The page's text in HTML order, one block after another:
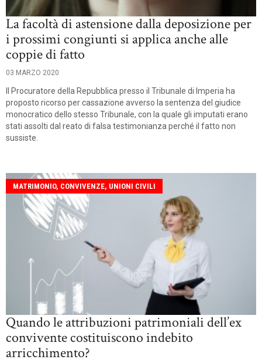
La facoltà di astensione dalla deposizione per
i prossimi congiunti si applica anche alle
coppie di fatto
03 MARZO 2020
Il Procuratore della Repubblica presso il Tribunale di Imperia ha
proposto ricorso per cassazione avverso la sentenza del giudice
monocratico dello stesso Tribunale, con la quale gli imputati erano
stati assolti dal reato di falsa testimonianza perché il fatto non
sussiste.
MATRIMONIO, CONVIVENZE, UNIONI CIVILI
Quando le attribuzioni patrimoniali dell’ex
convivente costituiscono indebito
arricchimento?